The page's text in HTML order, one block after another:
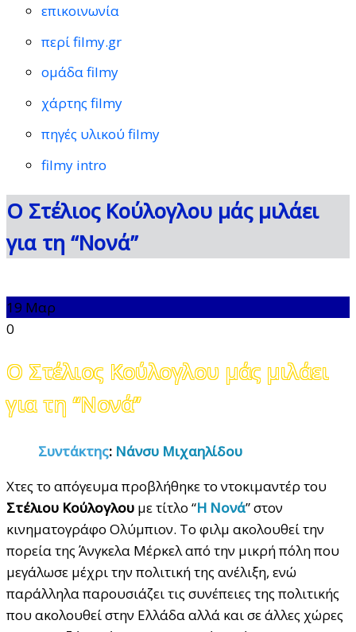
επικοινωνία
περί filmy.gr
ομάδα filmy
χάρτης filmy
πηγές υλικού filmy
filmy intro
Ο Στέλιος Κούλογλου μάς μιλάει
για τη “Νονά”
19 Μαρ
0
Ο Στέλιος Κούλογλου μάς μιλάει
για τη “Νονά”
Συντάκτης: Νάνσυ Μιχαηλίδου
Χτες το απόγευμα προβλήθηκε το ντοκιμαντέρ του
Στέλιου Κούλογλου με τίτλο “Η Νονά” στον
κινηματογράφο Ολύμπιον. Το φιλμ ακολουθεί την
πορεία της Άνγκελα Μέρκελ από την μικρή πόλη που
μεγάλωσε μέχρι την πολιτική της ανέλιξη, ενώ
παράλληλα παρουσιάζει τις συνέπειες της πολιτικής
που ακολουθεί στην Ελλάδα αλλά και σε άλλες χώρες